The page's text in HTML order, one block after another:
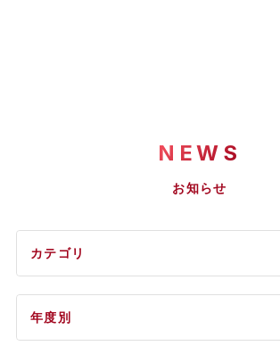
NEWS
お知らせ
カテゴリ
年度別